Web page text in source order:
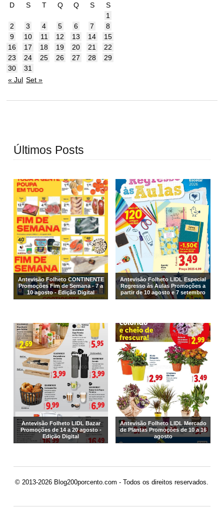
D S T Q Q S
S
1
2
3 4 5 6 7
8
9
10 11 12 13 14
15
16
17 18 19 20 21
22
23
24 25 26 27 28
29
30
31
« Jul Set »
Últimos Posts
Antevisão Folheto CONTINENTE
Promoções Fim de Semana - 7 a
10 agosto - Edição Digital
Antevisão Folheto LIDL Especial
Regresso às Aulas Promoções a
partir de 10 agosto e 7 setembro
Antevisão Folheto LIDL Bazar
Promoções de 14 a 20 agosto -
Edição Digital
Antevisão Folheto LIDL Mercado
de Plantas Promoções de 10 a 16
agosto
© 2013-2026 Blog200porcento.com - Todos os direitos reservados.